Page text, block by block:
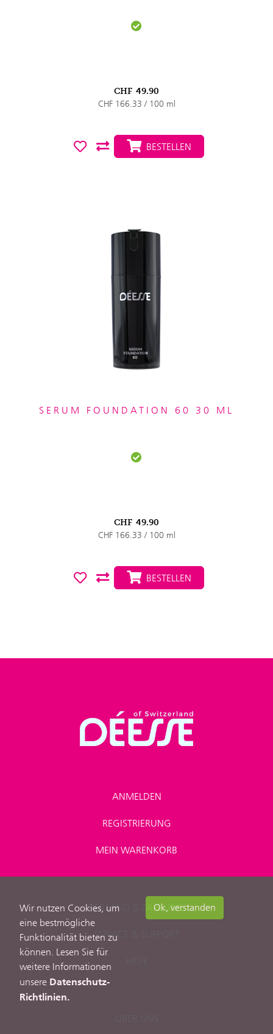
CHF 49.90
CHF 166.33 / 100 ml
BESTELLEN
SERUM FOUNDATION 60 30 ML
CHF 49.90
CHF 166.33 / 100 ml
BESTELLEN
ANMELDEN
REGISTRIERUNG
MEIN WARENKORB
VERSAND & ZAHLUNG
SERVICE & SUPPORT
Wir nutzen Cookies, um
eine bestmögliche
Funktionalität bieten zu
können. Lesen Sie für
weitere Informationen
unsere Datenschutz-
Richtlinien.
Ok, verstanden